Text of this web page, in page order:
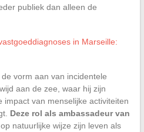
publiek dan alleen de
in Marseille:
vorm aan van incidentele
aan de zee, waar hij zijn
van menselijke activiteiten
Deze rol als ambassadeur van
natuurlijke wijze zijn leven als